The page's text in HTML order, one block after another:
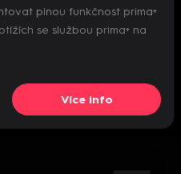
přehrávač
plnou funkčnost prima+
se službou prima+ na
Více info